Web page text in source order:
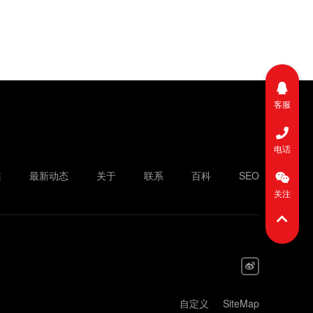
SEO
最新动态 关于 联系 百科
自定义 SiteMap
客服
电话
关注